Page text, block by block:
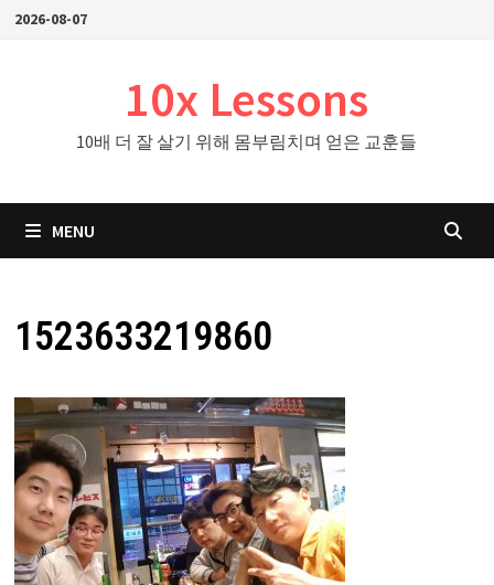
Skip2026-08-07
10x Lessons
10배 더 잘 살기 위해 몸부림치며 얻은 교훈들
MENU
1523633219860